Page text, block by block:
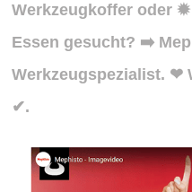
Werkzeugkoffer oder
Essen gesucht? ➡️
Werkzeugspezialist. ❤
✔.